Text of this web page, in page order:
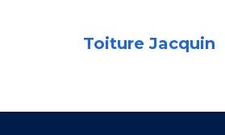
Toiture Jacquin